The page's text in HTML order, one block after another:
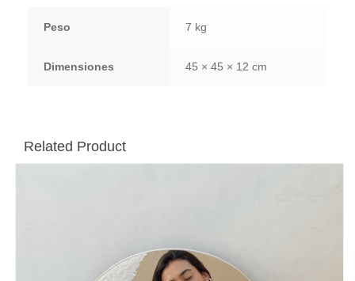
Peso 7 kg
Dimensiones 45 × 45 × 12 cm
Related Product